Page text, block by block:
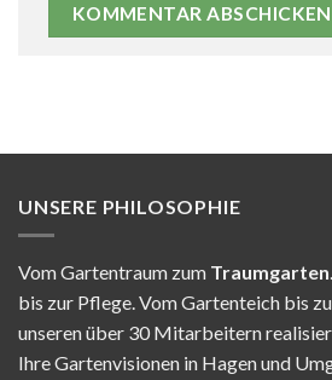
UNSERE PHILOSOPHIE
Vom Gartentraum zum Traumgarten
bis zur Pflege. Vom Gartenteich bis
unseren über 30 Mitarbeitern
Ihre Gartenvisionen in Hagen und